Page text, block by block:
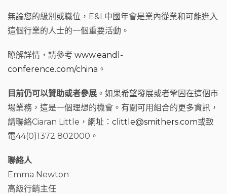
無論您的級別或職位，E&L中國年會是業內從業和可能進入
這個行業的人士的一個重要活動。
瞭解詳情，請參考 www.eandl-
conference.com/china 。
目前仍可以贊助或者參展 。如果希望發展或者鞏固在這個市
場業務，這是一個理想的機會。有關可用組合的更多資訊，
請聯絡Ciaran Little，網址： clittle@smithers.com或致
電44(0)1372 802000。
聯絡人
Emma Newton
高級行銷主任